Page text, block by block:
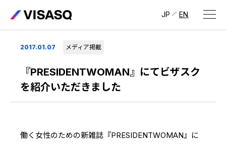
JP EN
会社情報
ビザスクについて
CEOメッセージ
2017.01.07 メディア掲載
『PRESIDENTWOMAN』にてビザスク
を紹介いただきました
働く女性のための新雑誌『PRESIDENTWOMAN』に